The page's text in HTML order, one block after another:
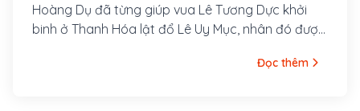
Hoàng Dụ đã từng giúp vua Lê Tương Dực khởi
binh ở Thanh Hóa lật đổ Lê Uy Mục, nhân đó được
Đọc thêm